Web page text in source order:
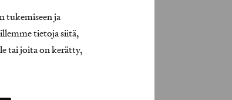
tukemiseen ja
tietoja siitä,
tai joita on kerätty,